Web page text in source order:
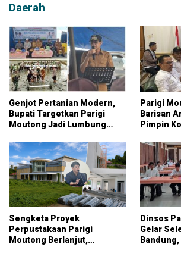
Daerah
Genjot Pertanian Modern,
Bupati Targetkan Parigi
Moutong Jadi Lumbung
Parigi
Barisan
Pimpin
Sengketa Proyek
Perpustakaan Parigi
Moutong Berlanjut,
Dinsos
Gelar